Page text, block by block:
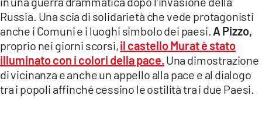
LACTV.IT
LACONAIR.IT
LACITYMAG.IT
ILREGGINO.IT
Russia. Una scia di solidarietà che vede protagonisti
anche i Comuni e i luoghi simbolo dei paesi. A Pizzo,
proprio nei giorni scorsi,il castello Murat è stato
illuminato con i colori della pace. Una dimostrazione
di vicinanza e anche un appello alla pace e al dialogo
tra i popoli affinché cessino le ostilità tra i due Paesi.